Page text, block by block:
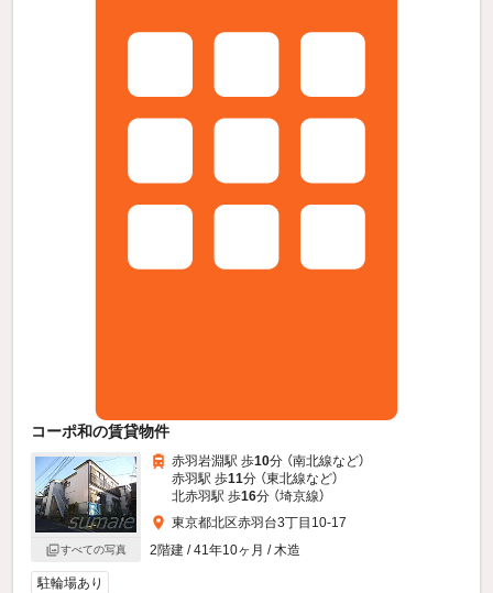
コーポ和の賃貸物件
すべての写真
赤羽岩淵駅 歩10分 （南北線など）
赤羽駅 歩11分 （東北線など）
北赤羽駅 歩16分 （埼京線）
東京都北区赤羽台3丁目10-17
2階建 / 41年10ヶ月 / 木造
駐輪場あり